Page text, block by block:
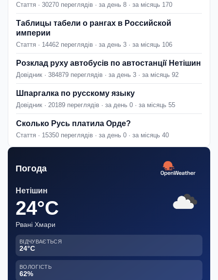
Стаття · 30270 переглядів · за день 8 · за місяць 170
Таблицы табели о рангах в Российской
империи
Стаття · 14462 переглядів · за день 3 · за місяць 106
Розклад руху автобусів по автостанції Нетішин
Довідник · 384879 переглядів · за день 3 · за місяць 92
Шпаргалка по русскому языку
Довідник · 20189 переглядів · за день 0 · за місяць 55
Сколько Русь платила Орде?
Стаття · 15350 переглядів · за день 0 · за місяць 40
Погода
Нетішин
24°C
Рвані Хмари
ВІДЧУВАЄТЬСЯ
24°C
ВОЛОГІСТЬ
62%